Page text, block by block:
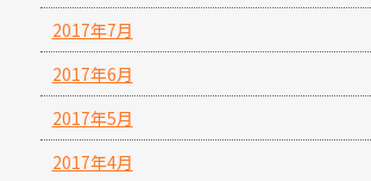
2017年7月
2017年6月
2017年5月
2017年4月